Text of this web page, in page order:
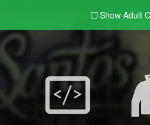
Show Adult